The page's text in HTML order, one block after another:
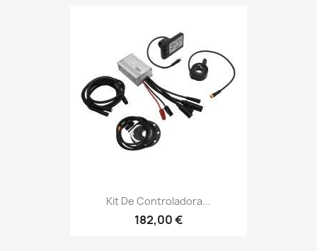
Kit De Controladora...
182,00 €